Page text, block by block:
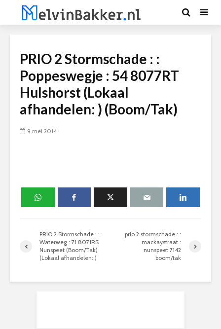
PRIO 2 Stormschade : :
Poppeswegje : 54 8077RT
Hulshorst (Lokaal
afhandelen: ) (Boom/Tak)
9 mei 2014
PRIO 2 Stormschade : :
Waterweg : 71 8071RS
Nunspeet (Boom/Tak)
(Lokaal afhandelen: )
prio 2 stormschade : :
mackaystraat :
nunspeet 7142
boom/tak